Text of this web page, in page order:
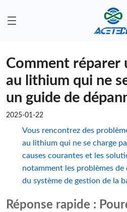
Comment réparer
au lithium qui ne
un guide de
2025-01-22
Vous rencontrez des
au lithium qui ne se charge
causes courantes et les
notamment les problèmes de
du système de gestion de la
Réponse rapide :